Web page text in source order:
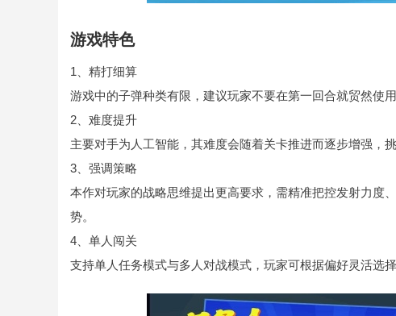
游戏特色
1、精打细算
游戏中的子弹种类有限，建议玩家不要在第一回合就贸然使
2、难度提升
主要对手为人工智能，其难度会随着关卡推进而逐步增强，
3、强调策略
本作对玩家的战略思维提出更高要求，需精准把控发射力度
势。
4、单人闯关
支持单人任务模式与多人对战模式，玩家可根据偏好灵活选